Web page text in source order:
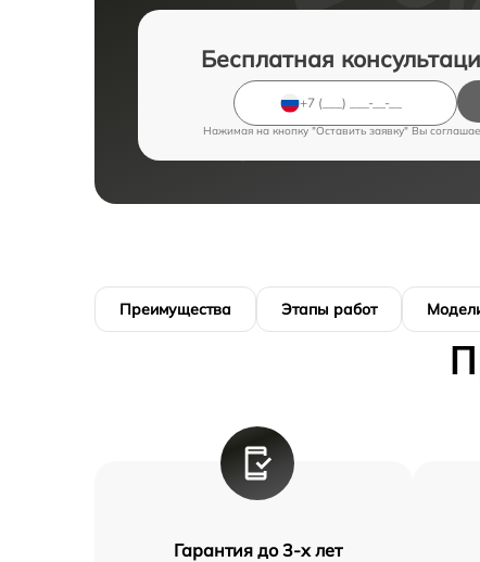
Бесплатная
Нажимая на кнопку "Оставить заявку" Вы
Преимущества Этапы работ
Гарантия до 3-х лет